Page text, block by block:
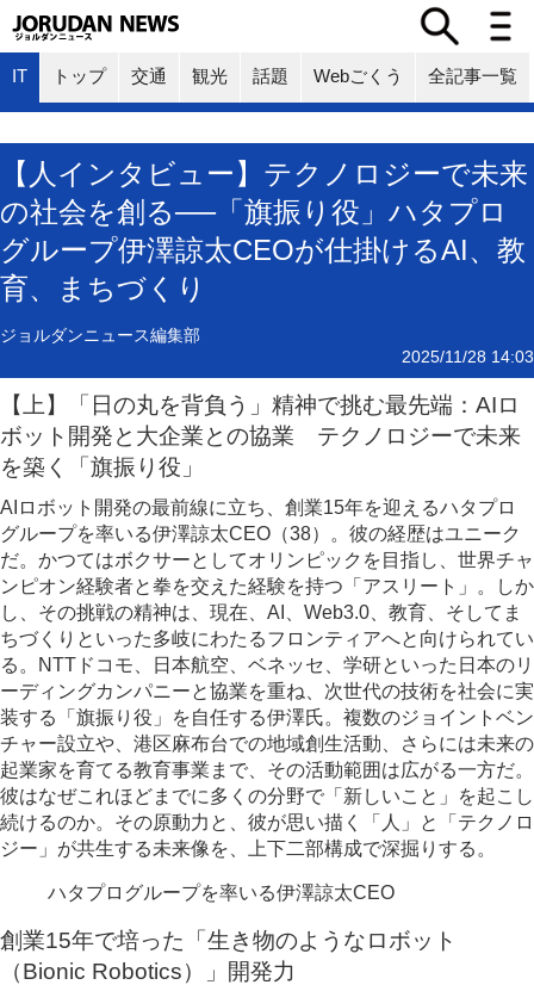
IT トップ 交通 観光 話題 Webごくう 全記事一覧
【人インタビュー】テクノロジーで未来
の社会を創る──「旗振り役」ハタプロ
グループ伊澤諒太CEOが仕掛けるAI、教
育、まちづくり
ジョルダンニュース編集部
2025/11/28 14:03
【上】「日の丸を背負う」精神で挑む最先端：AIロ
ボット開発と大企業との協業 テクノロジーで未来
を築く「旗振り役」
AIロボット開発の最前線に立ち、創業15年を迎えるハタプロ
グループを率いる伊澤諒太CEO（38）。彼の経歴はユニーク
だ。かつてはボクサーとしてオリンピックを目指し、世界チャ
ンピオン経験者と拳を交えた経験を持つ「アスリート」。しか
し、その挑戦の精神は、現在、AI、Web3.0、教育、そしてま
ちづくりといった多岐にわたるフロンティアへと向けられてい
る。NTTドコモ、日本航空、ベネッセ、学研といった日本のリ
ーディングカンパニーと協業を重ね、次世代の技術を社会に実
装する「旗振り役」を自任する伊澤氏。複数のジョイントベン
チャー設立や、港区麻布台での地域創生活動、さらには未来の
起業家を育てる教育事業まで、その活動範囲は広がる一方だ。
彼はなぜこれほどまでに多くの分野で「新しいこと」を起こし
続けるのか。その原動力と、彼が思い描く「人」と「テクノロ
ジー」が共生する未来像を、上下二部構成で深掘りする。
ハタプログループを率いる伊澤諒太CEO
創業15年で培った「生き物のようなロボット
（Bionic Robotics）」開発力